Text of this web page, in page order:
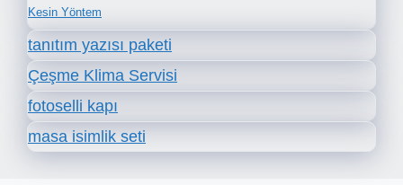
Kesin Yöntem
tanıtım yazısı paketi
Çeşme Klima Servisi
fotoselli kapı
masa isimlik seti